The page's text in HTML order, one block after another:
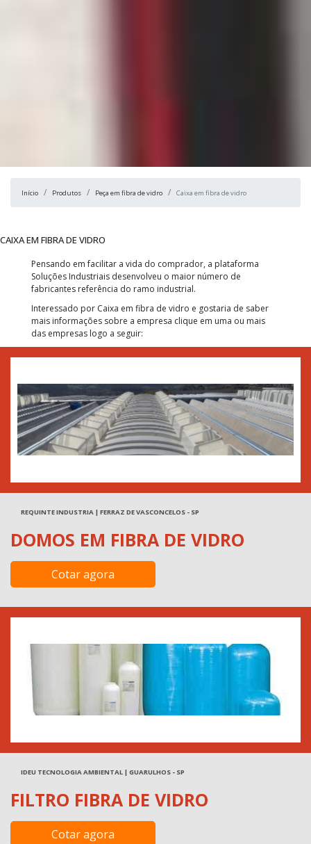
Início Produtos Peça em fibra de vidro Caixa em fibra de vidro
CAIXA EM FIBRA DE VIDRO
Pensando em facilitar a vida do comprador, a plataforma
Soluções Industriais desenvolveu o maior número de
fabricantes referência do ramo industrial.
Interessado por Caixa em fibra de vidro e gostaria de saber
mais informações sobre a empresa clique em uma ou mais
das empresas logo a seguir:
REQUINTE INDUSTRIA | FERRAZ DE VASCONCELOS - SP
DOMOS EM FIBRA DE VIDRO
Cotar agora
IDEU TECNOLOGIA AMBIENTAL | GUARULHOS - SP
FILTRO FIBRA DE VIDRO
Cotar agora